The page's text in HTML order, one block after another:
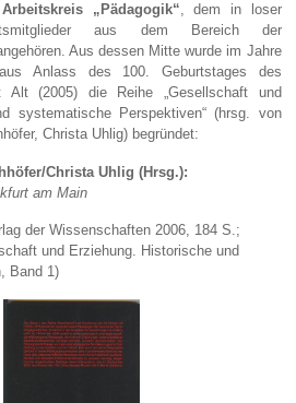
Arbeitskreis „Pädagogik“, dem in loser
aus dem Bereich der
Aus dessen Mitte wurde im Jahre
Anlass des 100. Geburtstages des
Alt (2005) die Reihe „Gesellschaft und
systematische Perspektiven“ (hrsg. von
Christa Uhlig) begründet:
Christa Uhlig (Hrsg.):
am Main
der Wissenschaften 2006, 184 S.;
und Erziehung. Historische und
Band 1)